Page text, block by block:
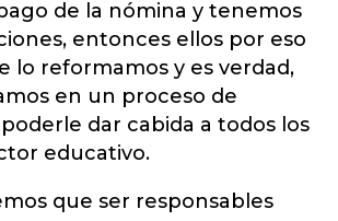
de la nómina y tenemos
entonces ellos por eso
lo reformamos y es verdad,
en un proceso de
dar cabida a todos los
educativo.
que ser responsables